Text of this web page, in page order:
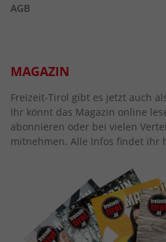
AGB
MAGAZIN
Freizeit-Tirol gibt es jetzt auch
Ihr könnt das Magazin online
abonnieren oder bei vielen
mitnehmen. Alle Infos findet ihr